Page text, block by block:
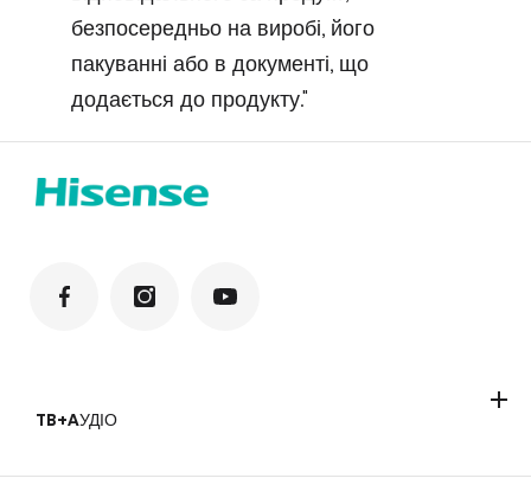
безпосередньо на виробі, його
пакуванні або в документі, що
додається до продукту."
TB+AУДІО